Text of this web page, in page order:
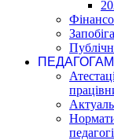
ПЕДАГОГАМ